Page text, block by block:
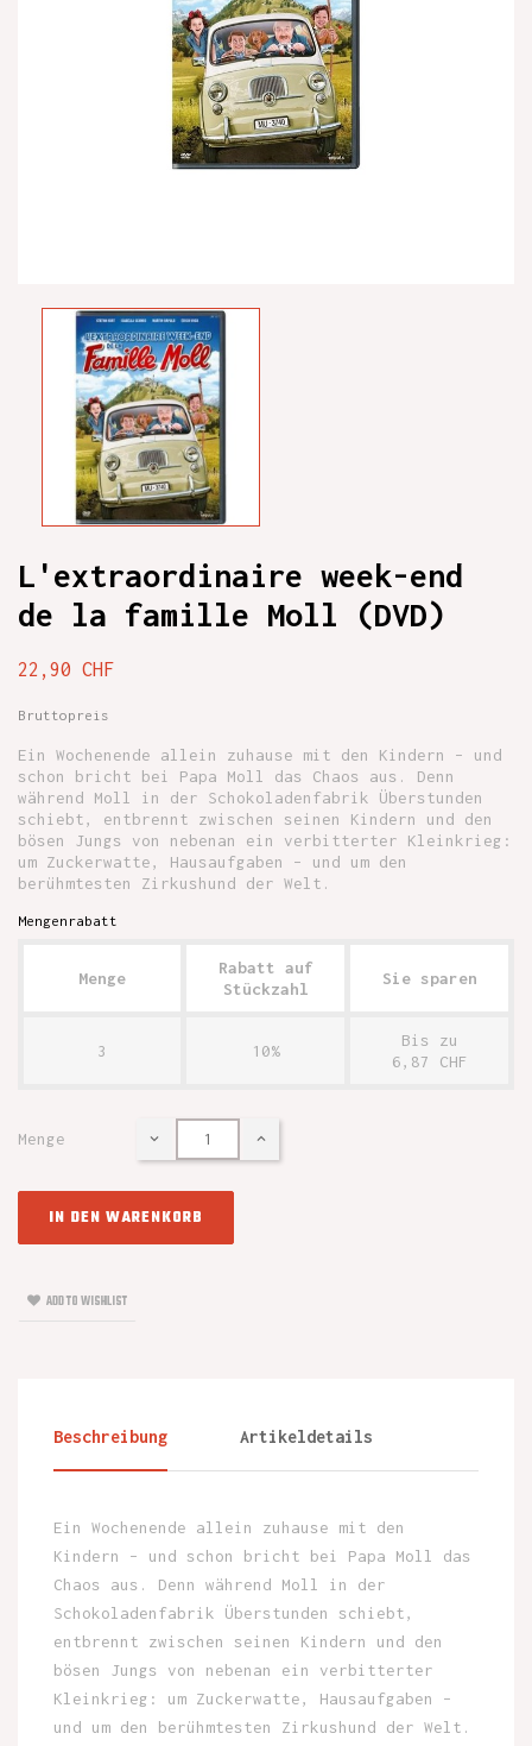
L'extraordinaire week-end
de la famille Moll (DVD)
22,90 CHF
Bruttopreis
Ein Wochenende allein zuhause mit den Kindern – und
schon bricht bei Papa Moll das Chaos aus. Denn
während Moll in der Schokoladenfabrik Überstunden
schiebt, entbrennt zwischen seinen Kindern und den
bösen Jungs von nebenan ein verbitterter Kleinkrieg:
um Zuckerwatte, Hausaufgaben – und um den
berühmtesten Zirkushund der Welt.
Mengenrabatt
Menge
Rabatt auf
Stückzahl
Sie sparen
3 10%
Bis zu
6,87 CHF
Menge
IN DEN WARENKORB
ADD TO WISHLIST
Beschreibung Artikeldetails
Ein Wochenende allein zuhause mit den
Kindern – und schon bricht bei Papa Moll das
Chaos aus. Denn während Moll in der
Schokoladenfabrik Überstunden schiebt,
entbrennt zwischen seinen Kindern und den
bösen Jungs von nebenan ein verbitterter
Kleinkrieg: um Zuckerwatte, Hausaufgaben –
und um den berühmtesten Zirkushund der Welt.